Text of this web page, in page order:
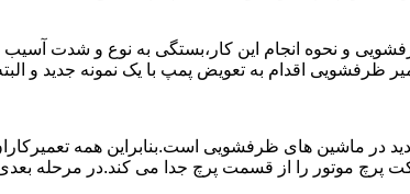
و نحوه انجام این کار،بستگی به نوع و شدت
ظرفشویی اقدام به تعویض پمپ با یک نمونه جدید و
در ماشین های ظرفشویی است.بنابراین همه
پرچ موتور را از قسمت پرچ جدا می کند.در مرحله